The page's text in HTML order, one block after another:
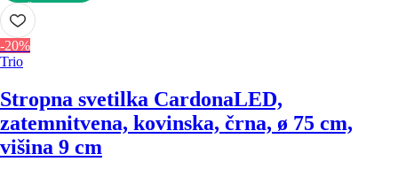
V KOŠARICO
-20%
Trio
Stropna svetilka CardonaLED,
zatemnitvena, kovinska, črna, ø 75 cm,
višina 9 cm